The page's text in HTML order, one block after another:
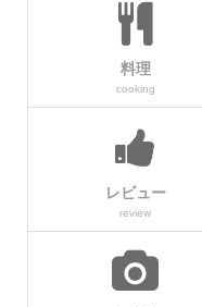
料理
cooking
レビュー
review